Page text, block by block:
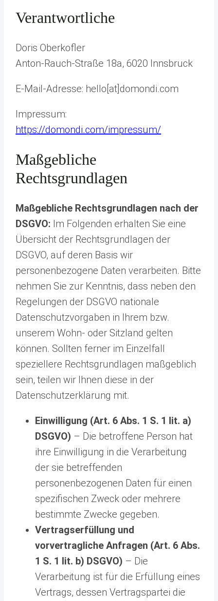
Verantwortliche
Doris Oberkofler
Anton-Rauch-Straße 18a, 6020 Innsbruck
E-Mail-Adresse: hello[at]domondi.com
Impressum:
https://domondi.com/impressum/
Maßgebliche
Rechtsgrundlagen
Maßgebliche Rechtsgrundlagen nach der
DSGVO: Im Folgenden erhalten Sie eine
Übersicht der Rechtsgrundlagen der
DSGVO, auf deren Basis wir
personenbezogene Daten verarbeiten. Bitte
nehmen Sie zur Kenntnis, dass neben den
Regelungen der DSGVO nationale
Datenschutzvorgaben in Ihrem bzw.
unserem Wohn- oder Sitzland gelten
können. Sollten ferner im Einzelfall
speziellere Rechtsgrundlagen maßgeblich
sein, teilen wir Ihnen diese in der
Datenschutzerklärung mit.
Einwilligung (Art. 6 Abs. 1 S. 1 lit. a)
DSGVO) – Die betroffene Person hat
ihre Einwilligung in die Verarbeitung
der sie betreffenden
personenbezogenen Daten für einen
spezifischen Zweck oder mehrere
bestimmte Zwecke gegeben.
Vertragserfüllung und
vorvertragliche Anfragen (Art. 6 Abs.
1 S. 1 lit. b) DSGVO) – Die
Verarbeitung ist für die Erfüllung eines
Vertrags, dessen Vertragspartei die